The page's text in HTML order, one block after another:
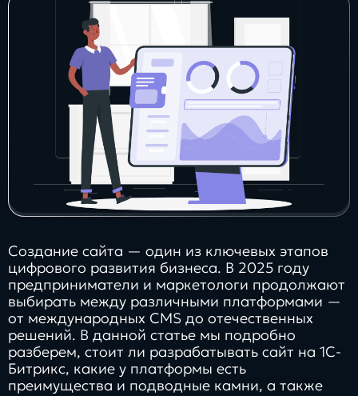
Контакты
8 800 505 34 99
info@direkt.ink
Создание сайта — один из ключевых этапов
цифрового развития бизнеса. В 2025 году
предприниматели и маркетологи продолжают
выбирать между различными платформами —
от международных CMS до отечественных
решений. В данной статье мы подробно
разберем, стоит ли разрабатывать сайт на 1С-
Битрикс, какие у платформы есть
преимущества и подводные камни, а также